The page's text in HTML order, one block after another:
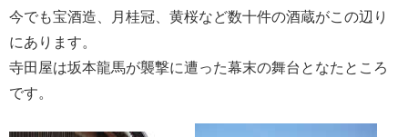
今でも宝酒造、月桂冠、黄桜など数十件の酒蔵がこの辺り
にあります。
寺田屋は坂本龍馬が襲撃に遭った幕末の舞台となたところ
です。